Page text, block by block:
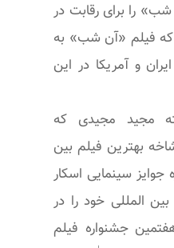
را برای رقابت در
که فیلم «آن شب» به
و آمریکا در این
مجید مجیدی که
بهترین فیلم بین
جوایز سینمایی اسکار
المللی خود را در
جشنواره فیلم